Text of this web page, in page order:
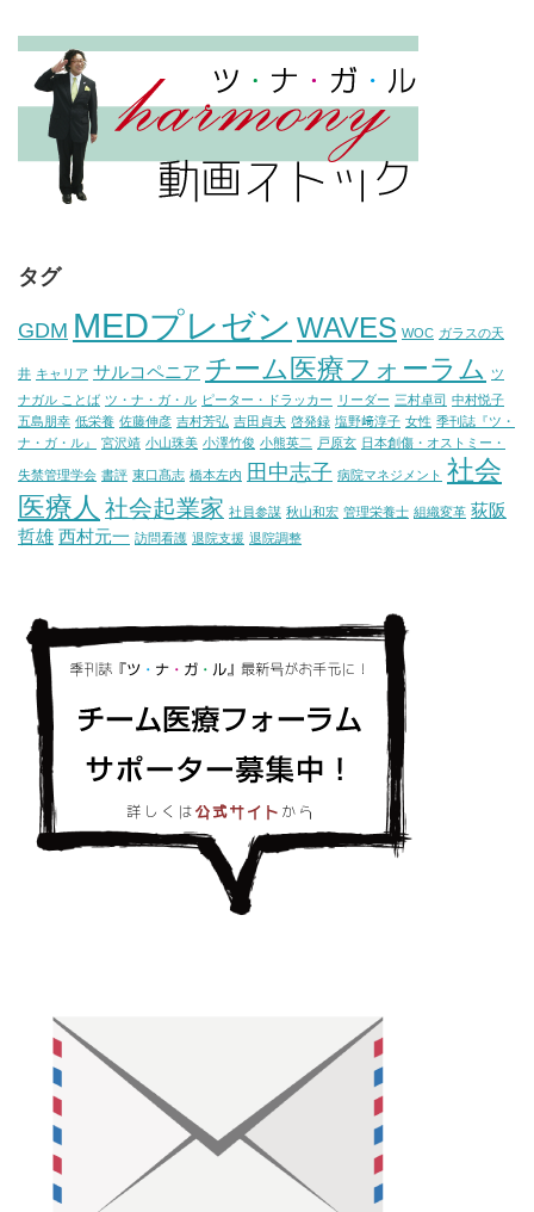
タグ
GDM MEDプレゼン WAVES WOC ガラスの天
井 キャリア サルコペニア チーム医療フォーラム
ツ
ナガル ことば ツ・ナ・ガ・ル ピーター・ドラッカー リーダー 三村卓司 中村悦子
五島朋幸 低栄養 佐藤伸彦 吉村芳弘 吉田貞夫 啓発録 塩野﨑淳子 女性 季刊誌『ツ・
ナ・ガ・ル』
宮沢靖 小山珠美 小澤竹俊 小熊英二 戸原玄 日本創傷・オストミー・
失禁管理学会 書評 東口髙志 橋本左内 田中志子 病院マネジメント 社会
医療人 社会起業家 社員参謀 秋山和宏 管理栄養士 組織変革 荻阪
哲雄 西村元一 訪問看護 退院支援 退院調整